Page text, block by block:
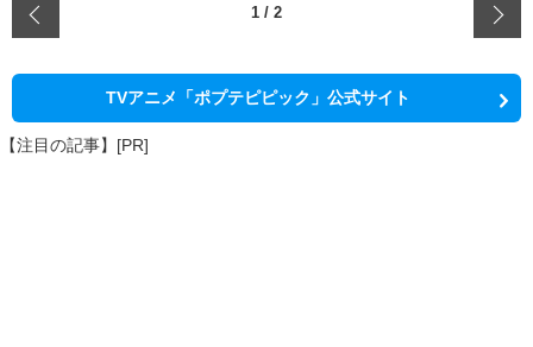
1 / 2
TVアニメ「ポプテピピック」公式サイト
【注目の記事】[PR]